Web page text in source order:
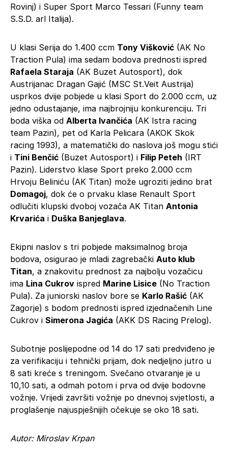
Rovinj) i Super Sport Marco Tessari (Funny team
S.S.D. arl Italija).
U klasi Serija do 1.400 ccm Tony Višković (AK No
Traction Pula) ima sedam bodova prednosti ispred
Rafaela Staraja (AK Buzet Autosport), dok
Austrijanac Dragan Gajić (MSC St.Veit Austrija)
usprkos dvije pobjede u klasi Sport do 2.000 ccm, uz
jedno odustajanje, ima najbrojniju konkurenciju. Tri
boda viška od Alberta Ivančića (AK Istra racing
team Pazin), pet od Karla Pelicara (AKOK Skok
racing 1993), a matematički do naslova još mogu stići
i Tini Benčić (Buzet Autosport) i Filip Peteh (IRT
Pazin). Liderstvo klase Sport preko 2.000 ccm
Hrvoju Beliniću (AK Titan) može ugroziti jedino brat
Domagoj, dok će o prvaku klase Renault Sport
odlučiti klupski dvoboj vozača AK Titan Antonia
Krvarića i Duška Banjeglava.
Ekipni naslov s tri pobjede maksimalnog broja
bodova, osigurao je mladi zagrebački Auto klub
Titan, a znakovitu prednost za najbolju vozačicu
ima Lina Cukrov ispred Marine Lisice (No Traction
Pula). Za juniorski naslov bore se Karlo Rašić (AK
Zagorje) s bodom prednosti ispred izjednačenih Line
Cukrov i Simerona Jagića (AKK DS Racing Prelog).
Subotnje poslijepodne od 14 do 17 sati predviđeno je
za verifikaciju i tehnički prijam, dok nedjeljno jutro u
8 sati kreće s treningom. Svečano otvaranje je u
10,10 sati, a odmah potom i prva od dvije bodovne
vožnje. Vrijedi završiti vožnje po dnevnoj svjetlosti, a
proglašenje najuspješnijih očekuje se oko 18 sati.
Autor: Miroslav Krpan